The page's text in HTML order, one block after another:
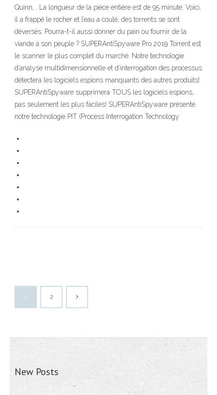
Quinn, . La longueur de la pièce entière est de 95 minute. Voici,
il a frappé le rocher et l’eau a coulé, des torrents se sont
déversés. Pourra-t-il aussi donner du pain ou fournir de la
viande à son peuple ? SUPERAntiSpyware Pro 2019 Torrent est
le scanner le plus complet du marché. Notre technologie
d’analyse multidimensionnelle et d’interrogation des processus
détectera les logiciels espions manquants des autres produits!
SUPERAntiSpyware supprimera TOUS les logiciels espions,
pas seulement les plus faciles! SUPERAntiSpyware présente
notre technologie PIT (Process Interrogation Technology
1 2
New Posts